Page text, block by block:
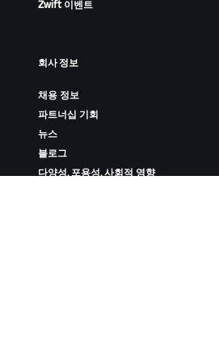
Zwift 이벤트
회사 정보
채용 정보
파트너십 기회
뉴스
블로그
다양성, 포용성, 사회적 영향